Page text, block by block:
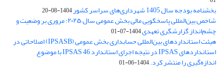
بخشنامه بودجه سال 1405 شهرداری‌های سراسر کشور 1404-08-20
شاخص بین‌المللی پاسخگویی مالی بخش عمومی سال ۲۰۲۵: مروری بر وضعیت و
چشم‌انداز گزارشگری تعهدی1404-07-01
هیئت استانداردهای بین‌المللی حسابداری بخش عمومی (IPSASB) اصلاحاتی در
استانداردهای IPSAS در نتیجه اجرای استاندارد IPSAS 46 با موضوع
اندازه‌گیری را منتشر کرد.1404-06-01